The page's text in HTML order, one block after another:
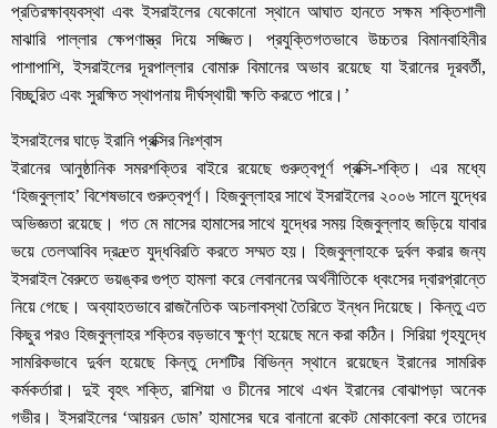
প্রতিরক্ষাব্যবস্থা এবং ইসরাইলের যেকোনো স্থানে আঘাত হানতে সক্ষম শক্তিশালী
মাঝারি পাল্লার ক্ষেপণাস্ত্র দিয়ে সজ্জিত। প্রযুক্তিগতভাবে উচ্চতর বিমানবাহিনীর
পাশাপাশি, ইসরাইলের দূরপাল্লার বোমারু বিমানের অভাব রয়েছে যা ইরানের দূরবর্তী,
বিচ্ছুরিত এবং সুরক্ষিত স্থাপনায় দীর্ঘস্থায়ী ক্ষতি করতে পারে।’
ইসরাইলের ঘাড়ে ইরানি প্রক্সির নিঃশ্বাস
ইরানের আনুষ্ঠানিক সমরশক্তির বাইরে রয়েছে গুরুত্বপূর্ণ প্রক্সি-শক্তি। এর মধ্যে
‘হিজবুল্লাহ’ বিশেষভাবে গুরুত্বপূর্ণ। হিজবুল্লাহর সাথে ইসরাইলের ২০০৬ সালে যুদ্ধের
অভিজ্ঞতা রয়েছে। গত মে মাসের হামাসের সাথে যুদ্ধের সময় হিজবুল্লাহ জড়িয়ে যাবার
ভয়ে তেলআবিব দ্রæত যুদ্ধবিরতি করতে সম্মত হয়। হিজবুল্লাহকে দুর্বল করার জন্য
ইসরাইল বৈরুতে ভয়ঙ্কর গুপ্ত হামলা করে লেবাননের অর্থনীতিকে ধ্বংসের দ্বারপ্রান্তে
নিয়ে গেছে। অব্যাহতভাবে রাজনৈতিক অচলাবস্থা তৈরিতে ইন্ধন দিয়েছে। কিন্তু এত
কিছুর পরও হিজবুল্লাহর শক্তির বড়ভাবে ক্ষুণ্ণ হয়েছে মনে করা কঠিন। সিরিয়া গৃহযুদ্ধে
সামরিকভাবে দুর্বল হয়েছে কিন্তু দেশটির বিভিন্ন স্থানে রয়েছেন ইরানের সামরিক
কর্মকর্তারা। দুই বৃহৎ শক্তি, রাশিয়া ও চীনের সাথে এখন ইরানের বোঝাপড়া অনেক
গভীর। ইসরাইলের ‘আয়রন ডোম’ হামাসের ঘরে বানানো রকেট মোকাবেলা করে তাদের